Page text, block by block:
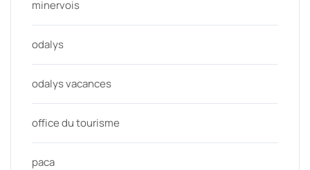
minervois
odalys
odalys vacances
office du tourisme
paca